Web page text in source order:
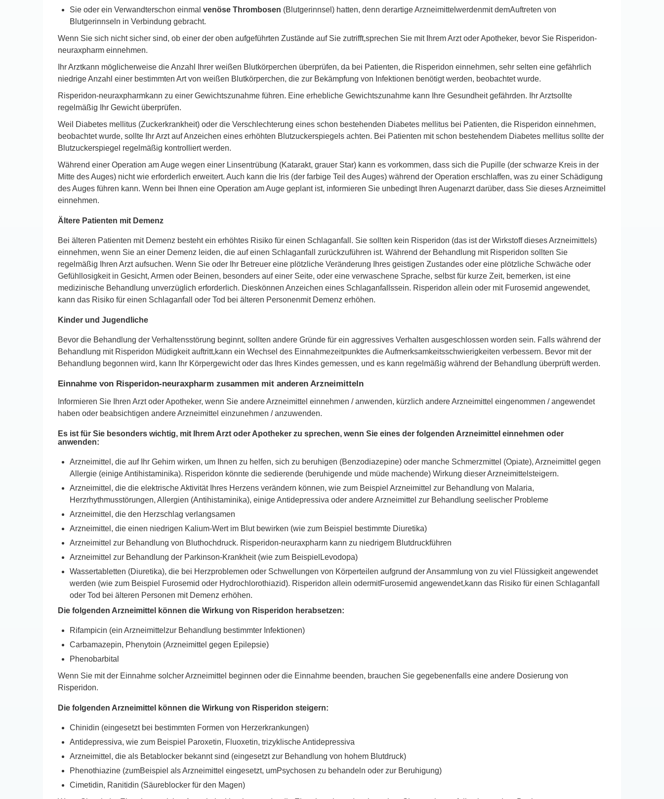
Sie oder ein Verwandterschon einmal venöse Thrombosen (Blutgerinnsel) hatten, denn derartige Arzneimittelwerdenmit demAuftreten von
Blutgerinnseln in Verbindung gebracht.
Wenn Sie sich nicht sicher sind, ob einer der oben aufgeführten Zustände auf Sie zutrifft,sprechen Sie mit Ihrem Arzt oder Apotheker, bevor Sie Risperidon-
neuraxpharm einnehmen.
Ihr Arztkann möglicherweise die Anzahl Ihrer weißen Blutkörperchen überprüfen, da bei Patienten, die Risperidon einnehmen, sehr selten eine gefährlich
niedrige Anzahl einer bestimmten Art von weißen Blutkörperchen, die zur Bekämpfung von Infektionen benötigt werden, beobachtet wurde.
Risperidon-neuraxpharmkann zu einer Gewichtszunahme führen. Eine erhebliche Gewichtszunahme kann Ihre Gesundheit gefährden. Ihr Arztsollte
regelmäßig Ihr Gewicht überprüfen.
Weil Diabetes mellitus (Zuckerkrankheit) oder die Verschlechterung eines schon bestehenden Diabetes mellitus bei Patienten, die Risperidon einnehmen,
beobachtet wurde, sollte Ihr Arzt auf Anzeichen eines erhöhten Blutzuckerspiegels achten. Bei Patienten mit schon bestehendem Diabetes mellitus sollte der
Blutzuckerspiegel regelmäßig kontrolliert werden.
Während einer Operation am Auge wegen einer Linsentrübung (Katarakt, grauer Star) kann es vorkommen, dass sich die Pupille (der schwarze Kreis in der
Mitte des Auges) nicht wie erforderlich erweitert. Auch kann die Iris (der farbige Teil des Auges) während der Operation erschlaffen, was zu einer Schädigung
des Auges führen kann. Wenn bei Ihnen eine Operation am Auge geplant ist, informieren Sie unbedingt Ihren Augenarzt darüber, dass Sie dieses Arzneimittel
einnehmen.
Ältere Patienten mit Demenz
Bei älteren Patienten mit Demenz besteht ein erhöhtes Risiko für einen Schlaganfall. Sie sollten kein Risperidon (das ist der Wirkstoff dieses Arzneimittels)
einnehmen, wenn Sie an einer Demenz leiden, die auf einen Schlaganfall zurückzuführen ist. Während der Behandlung mit Risperidon sollten Sie
regelmäßig Ihren Arzt aufsuchen. Wenn Sie oder Ihr Betreuer eine plötzliche Veränderung Ihres geistigen Zustandes oder eine plötzliche Schwäche oder
Gefühllosigkeit in Gesicht, Armen oder Beinen, besonders auf einer Seite, oder eine verwaschene Sprache, selbst für kurze Zeit, bemerken, ist eine
medizinische Behandlung unverzüglich erforderlich. Dieskönnen Anzeichen eines Schlaganfallssein. Risperidon allein oder mit Furosemid angewendet,
kann das Risiko für einen Schlaganfall oder Tod bei älteren Personenmit Demenz erhöhen.
Kinder und Jugendliche
Bevor die Behandlung der Verhaltensstörung beginnt, sollten andere Gründe für ein aggressives Verhalten ausgeschlossen worden sein. Falls während der
Behandlung mit Risperidon Müdigkeit auftritt,kann ein Wechsel des Einnahmezeitpunktes die Aufmerksamkeitsschwierigkeiten verbessern. Bevor mit der
Behandlung begonnen wird, kann Ihr Körpergewicht oder das Ihres Kindes gemessen, und es kann regelmäßig während der Behandlung überprüft werden.
Einnahme von Risperidon-neuraxpharm zusammen mit anderen Arzneimitteln
Informieren Sie Ihren Arzt oder Apotheker, wenn Sie andere Arzneimittel einnehmen / anwenden, kürzlich andere Arzneimittel eingenommen / angewendet
haben oder beabsichtigen andere Arzneimittel einzunehmen / anzuwenden.
Es ist für Sie besonders wichtig, mit Ihrem Arzt oder Apotheker zu sprechen, wenn Sie eines der folgenden Arzneimittel einnehmen oder
anwenden:
Arzneimittel, die auf Ihr Gehirn wirken, um Ihnen zu helfen, sich zu beruhigen (Benzodiazepine) oder manche Schmerzmittel (Opiate), Arzneimittel gegen
Allergie (einige Antihistaminika). Risperidon könnte die sedierende (beruhigende und müde machende) Wirkung dieser Arzneimittelsteigern.
Arzneimittel, die die elektrische Aktivität Ihres Herzens verändern können, wie zum Beispiel Arzneimittel zur Behandlung von Malaria,
Herzrhythmusstörungen, Allergien (Antihistaminika), einige Antidepressiva oder andere Arzneimittel zur Behandlung seelischer Probleme
Arzneimittel, die den Herzschlag verlangsamen
Arzneimittel, die einen niedrigen Kalium-Wert im Blut bewirken (wie zum Beispiel bestimmte Diuretika)
Arzneimittel zur Behandlung von Bluthochdruck. Risperidon-neuraxpharm kann zu niedrigem Blutdruckführen
Arzneimittel zur Behandlung der Parkinson-Krankheit (wie zum BeispielLevodopa)
Wassertabletten (Diuretika), die bei Herzproblemen oder Schwellungen von Körperteilen aufgrund der Ansammlung von zu viel Flüssigkeit angewendet
werden (wie zum Beispiel Furosemid oder Hydrochlorothiazid). Risperidon allein odermitFurosemid angewendet,kann das Risiko für einen Schlaganfall
oder Tod bei älteren Personen mit Demenz erhöhen.
Die folgenden Arzneimittel können die Wirkung von Risperidon herabsetzen:
Rifampicin (ein Arzneimittelzur Behandlung bestimmter Infektionen)
Carbamazepin, Phenytoin (Arzneimittel gegen Epilepsie)
Phenobarbital
Wenn Sie mit der Einnahme solcher Arzneimittel beginnen oder die Einnahme beenden, brauchen Sie gegebenenfalls eine andere Dosierung von
Risperidon.
Die folgenden Arzneimittel können die Wirkung von Risperidon steigern:
Chinidin (eingesetzt bei bestimmten Formen von Herzerkrankungen)
Antidepressiva, wie zum Beispiel Paroxetin, Fluoxetin, trizyklische Antidepressiva
Arzneimittel, die als Betablocker bekannt sind (eingesetzt zur Behandlung von hohem Blutdruck)
Phenothiazine (zumBeispiel als Arzneimittel eingesetzt, umPsychosen zu behandeln oder zur Beruhigung)
Cimetidin, Ranitidin (Säureblocker für den Magen)